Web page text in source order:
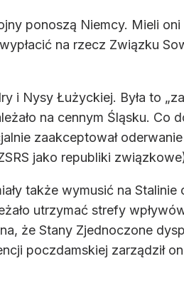
ponoszą Niemcy. Mieli
na rzecz Związku
Nysy Łużyckiej. Była to
na cennym Śląsku. Co
zaakceptował
jako republiki
także wymusić na
utrzymać strefy
że Stany Zjednoczone
poczdamskiej zarządził